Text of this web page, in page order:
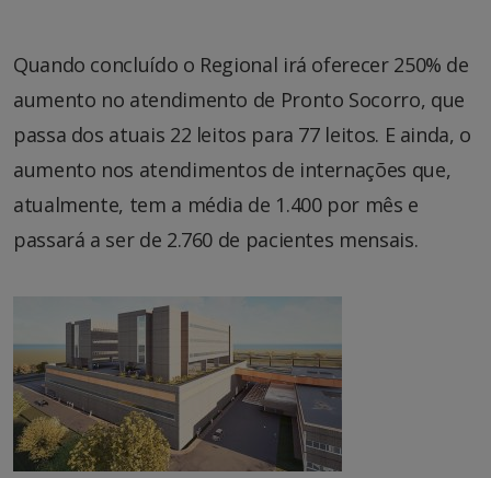
Quando concluído o Regional irá oferecer 250% de
aumento no atendimento de Pronto Socorro, que
passa dos atuais 22 leitos para 77 leitos. E ainda, o
aumento nos atendimentos de internações que,
atualmente, tem a média de 1.400 por mês e
passará a ser de 2.760 de pacientes mensais.